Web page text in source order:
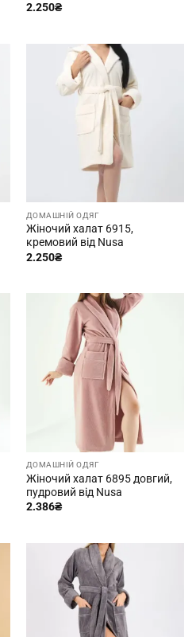
2.250₴
ДОМАШНІЙ ОДЯГ
Жіночий халат 6915,
кремовий від Nusa
2.250₴
ДОМАШНІЙ ОДЯГ
Жіночий халат 6895 довгий,
пудровий від Nusa
2.386₴